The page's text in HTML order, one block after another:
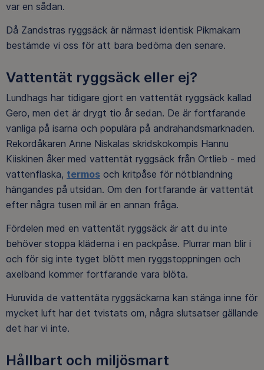
var en sådan.
Då Zandstras ryggsäck är närmast identisk Pikmakarn
bestämde vi oss för att bara bedöma den senare.
Vattentät ryggsäck eller ej?
Lundhags har tidigare gjort en vattentät ryggsäck kallad
Gero, men det är drygt tio år sedan. De är fortfarande
vanliga på isarna och populära på andrahandsmarknaden.
Rekordåkaren Anne Niskalas skridskokompis Hannu
Kiiskinen åker med vattentät ryggsäck från Ortlieb - med
vattenflaska, termos och kritpåse för nötblandning
hängandes på utsidan. Om den fortfarande är vattentät
efter några tusen mil är en annan fråga.
Fördelen med en vattentät ryggsäck är att du inte
behöver stoppa kläderna i en packpåse. Plurrar man blir i
och för sig inte tyget blött men ryggstoppningen och
axelband kommer fortfarande vara blöta.
Huruvida de vattentäta ryggsäckarna kan stänga inne för
mycket luft har det tvistats om, några slutsatser gällande
det har vi inte.
Hållbart och miljösmart